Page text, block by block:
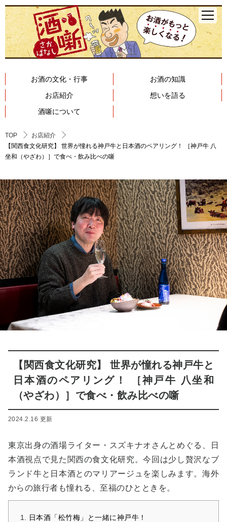
お酒の文化・行事
お酒の知識
お店紹介
想いを語る
酒噺について
TOP
お店紹介
【関西食文化研究】 世界が憧れる神戸牛と日本酒のペアリング！ ［神戸牛 八
坐和（やざわ）］で食べ・飲み比べの噺
【関西食文化研究】 世界が憧れる神戸牛と
日本酒のペアリング！ ［神戸牛 八坐和
（やざわ）］で食べ・飲み比べの噺
2024.2.16 更新
東京出身の酒場ライター・スズキナオさんとめぐる、日
本酒視点で見た関西の食文化研究。今回は少し贅沢なブ
ランド牛と日本酒とのマリアージュを楽しみます。海外
からの旅行者も憧れる、至福のひとときを。
日本酒「松竹梅」と一緒に神戸牛！